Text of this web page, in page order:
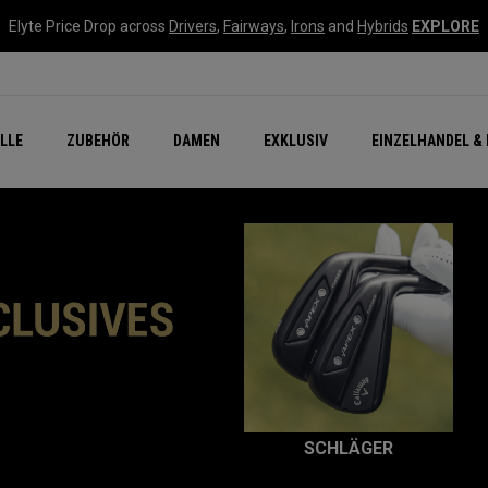
Elyte Price Drop across Drivers, Fairways, Irons and Hybrids EXPLORE
ZUBEHÖR DAMEN EXKLUSIV EINZELHANDEL
Neu – Quantum
Neu Chrome Tour
Zubehör
NEW Golf Bags
New - REVA Complete
Online Selector Tools
SCHLÄGER